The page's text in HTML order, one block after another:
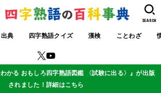
典 四字熟語クイズ 漢検 ことわざ
SEARCH
かる おもしろ四字熟語図鑑 〈試験に出る〉』が出版
されました！詳細はこちら